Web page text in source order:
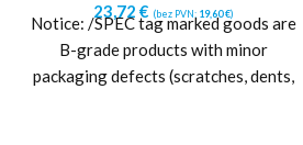
23,72 € (bez PVN: 19,60€)
Notice: /SPEC tag marked goods are
B-grade products with minor
packaging defects (scratches, dents,